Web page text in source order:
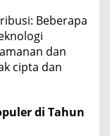
Beberapa
dan
cipta dan
di Tahun